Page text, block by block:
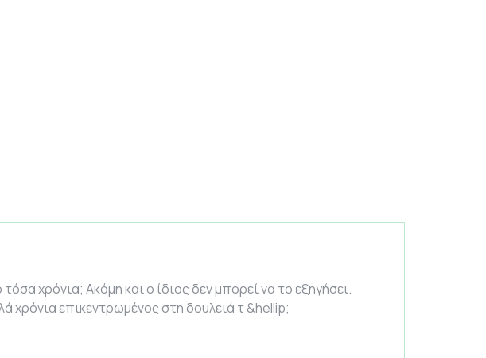
χρόνια; Ακόμη και ο ίδιος δεν μπορεί να το εξηγήσει.
χρόνια επικεντρωμένος στη δουλειά τ &hellip;